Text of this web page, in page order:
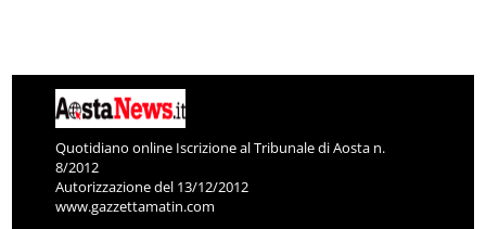
Quotidiano online Iscrizione al Tribunale di Aosta n.
8/2012
Autorizzazione del 13/12/2012
www.gazzettamatin.com